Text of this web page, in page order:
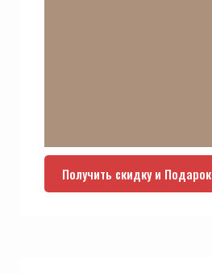
Получить скидку и Подарок